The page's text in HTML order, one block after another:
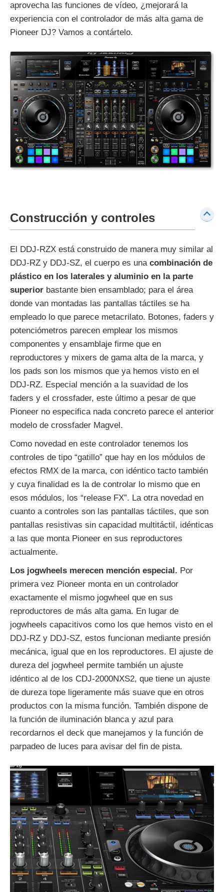
aprovecha las funciones de vídeo, ¿mejorará la
experiencia con el controlador de más alta gama de
Pioneer DJ? Vamos a contártelo.
Construcción y controles
El DDJ-RZX está construido de manera muy similar al
DDJ-RZ y DDJ-SZ, el cuerpo es unacombinación de
plástico en los laterales y aluminio en la parte
superior bastante bien ensamblado; para el área
donde van montadas las pantallas táctiles se ha
empleado lo que parece metacrilato. Botones, faders y
potenciómetros parecen emplear los mismos
componentes y ensamblaje firme que en
reproductores y mixers de gama alta de la marca, y
los pads son los mismos que ya hemos visto en el
DDJ-RZ. Especial mención a la suavidad de los
faders y el crossfader, este último a pesar de que
Pioneer no especifica nada concreto parece el anterior
modelo de crossfader Magvel.
Como novedad en este controlador tenemos los
controles de tipo “gatillo” que hay en los módulos de
efectos RMX de la marca, con idéntico tacto también
y cuya finalidad es la de controlar lo mismo que en
esos módulos, los “release FX”. La otra novedad en
cuanto a controles son las pantallas táctiles, que son
pantallas resistivas sin capacidad multitáctil, idénticas
a las que monta Pioneer en sus reproductores
actualmente.
Los jogwheels merecen mención especial. Por
primera vez Pioneer monta en un controlador
exactamente el mismo jogwheel que en sus
reproductores de más alta gama. En lugar de
jogwheels capacitivos como los que hemos visto en el
DDJ-RZ y DDJ-SZ, estos funcionan mediante presión
mecánica, igual que en los reproductores. El ajuste de
dureza del jogwheel permite también un ajuste
idéntico al de los CDJ-2000NXS2, que tiene un ajuste
de dureza tope ligeramente más suave que en otros
productos con la misma función. También dispone de
la función de iluminación blanca y azul para
recordarnos el deck que manejamos y la función de
parpadeo de luces para avisar del fin de pista.